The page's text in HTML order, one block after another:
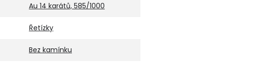
Au 14 karátů, 585/1000
Řetízky
Bez kamínku